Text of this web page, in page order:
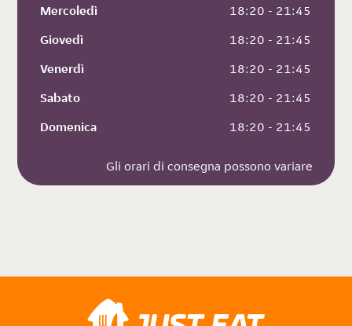
Mercoledì
18:20 - 21:45
Giovedì
18:20 - 21:45
Venerdì
18:20 - 21:45
Sabato
18:20 - 21:45
Domenica
18:20 - 21:45
Gli orari di consegna possono variare